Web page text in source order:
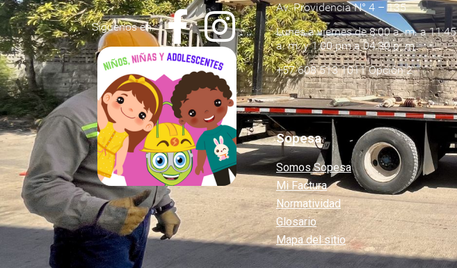
Síguenos en:
Av. Providencia N° 4 – 135
Lunes a viernes de 8:00 a. m. a 11:45
a. m. y 1:00 pm a 04:30 p. m.
+57 608 513 1011 Opción 2
Sopesa
Somos Sopesa
Mi Factura
Normatividad
Glosario
Mapa del sitio